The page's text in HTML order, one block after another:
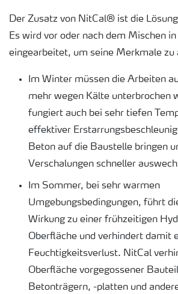
Der Zusatz von NitCal® ist die
Es wird vor oder nach dem Mischen
eingearbeitet, um seine Merkmale zu
Im Winter müssen die Arbeiten
mehr wegen Kälte unterbrochen
fungiert auch bei sehr tiefen
effektiver
Beton auf die Baustelle bringen
Verschalungen schneller
Im Sommer, bei sehr warmen
Umgebungsbedingungen, führt
Wirkung zu einer frühzeitigen
Oberfläche und verhindert damit
Feuchtigkeitsverlust. NitCal
Oberfläche vorgegossener
Betonträgern, -platten und